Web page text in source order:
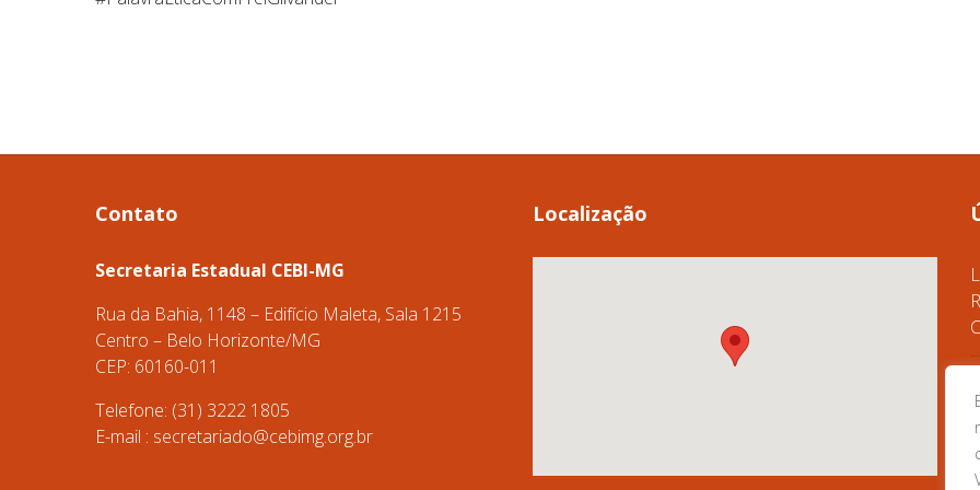
Contato
Secretaria Estadual CEBI-MG
Rua da Bahia, 1148 – Edifício Maleta, Sala 1215
Centro – Belo Horizonte/MG
CEP: 60160-011
Telefone: (31) 3222 1805
E-mail : secretariado@cebimg.org.br
Localização